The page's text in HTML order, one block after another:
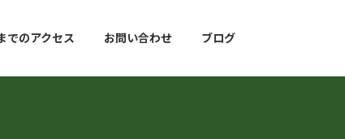
でのアクセス お問い合わせ ブログ